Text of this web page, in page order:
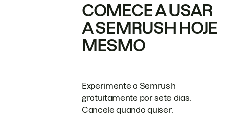
COMECE A USAR
A SEMRUSH HOJE
MESMO
Experimente a Semrush
gratuitamente por sete dias.
Cancele quando quiser.